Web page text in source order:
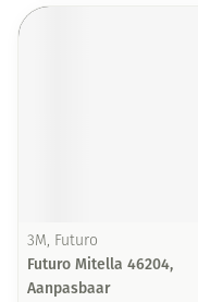
3M, Futuro
Futuro Mitella 46204,
Aanpasbaar